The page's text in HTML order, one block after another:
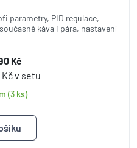
parametry, PID regulace,
káva i pára, nastavení
Kč
Kč v setu
(3 ks)